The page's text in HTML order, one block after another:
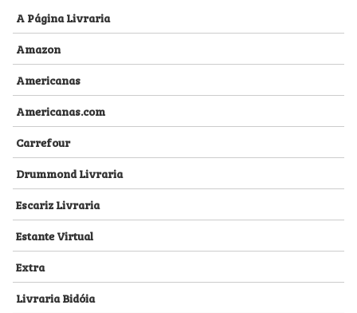
A Página Livraria
Amazon
Americanas
Americanas.com
Carrefour
Drummond Livraria
Escariz Livraria
Estante Virtual
Extra
Livraria Bidóia